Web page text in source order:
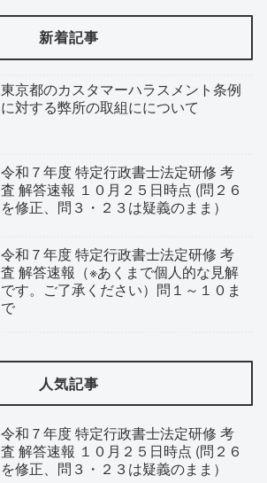
新着記事
東京都のカスタマーハラスメント条例
に対する弊所の取組にについて
令和７年度 特定行政書士法定研修 考
査 解答速報 １０月２５日時点 (問２６
を修正、問３・２３は疑義のまま）
令和７年度 特定行政書士法定研修 考
査 解答速報（※あくまで個人的な見解
です。ご了承ください）問１～１０ま
で
人気記事
令和７年度 特定行政書士法定研修 考
査 解答速報 １０月２５日時点 (問２６
を修正、問３・２３は疑義のまま）